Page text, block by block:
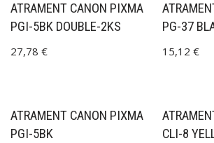
ATRAMENT CANON PIXMA
PGI-5BK DOUBLE-2KS
27,78 €
PG-37
15,12€
ATRAMENT CANON PIXMA
PGI-5BK
CLI-8